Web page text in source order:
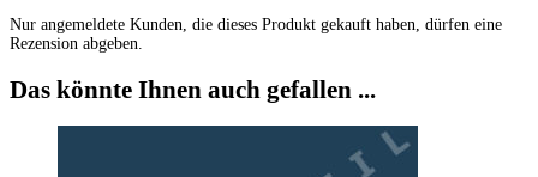
Nur angemeldete Kunden, die dieses Produkt gekauft haben, dürfen eine
Rezension abgeben.
Das könnte Ihnen auch gefallen ...